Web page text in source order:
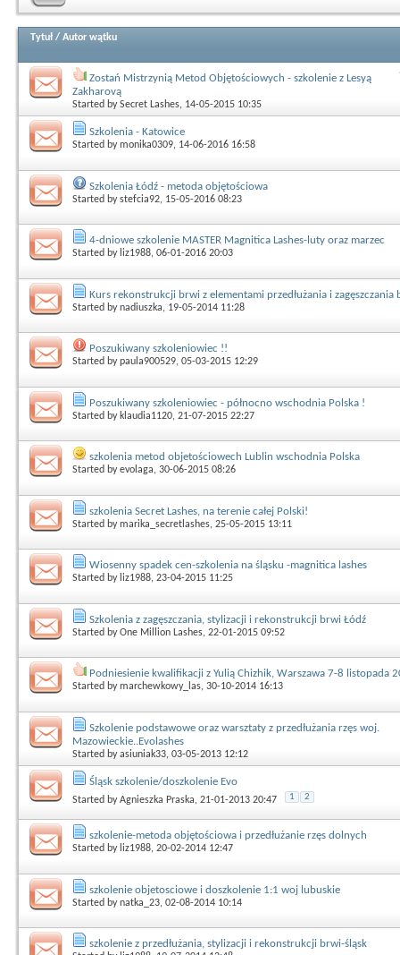
Tytuł / Autor wątku
Zostań Mistrzynią Metod Objętościowych - szkolenie z Lesyą
Zakharovą
Started bySecret Lashes, 14-05-2015 10:35
Szkolenia - Katowice
Started bymonika0309, 14-06-2016 16:58
Szkolenia Łódź - metoda objętościowa
Started bystefcia92, 15-05-2016 08:23
4-dniowe szkolenie MASTER Magnitica Lashes-luty oraz marzec
Started by liz1988, 06-01-2016 20:03
Kurs rekonstrukcji brwi z elementami przedłużania i zagęszczania
Started bynadiuszka, 19-05-2014 11:28
Poszukiwany szkoleniowiec !!
Started bypaula900529, 05-03-2015 12:29
Poszukiwany szkoleniowiec - północno wschodnia Polska !
Started by klaudia1120, 21-07-2015 22:27
szkolenia metod objetościowech Lublin wschodnia Polska
Started byevolaga, 30-06-2015 08:26
szkolenia Secret Lashes, na terenie całej Polski!
Started bymarika_secretlashes, 25-05-2015 13:11
Wiosenny spadek cen-szkolenia na śląsku -magnitica lashes
Started by liz1988, 23-04-2015 11:25
Szkolenia z zagęszczania, stylizacji i rekonstrukcji brwi Łódź
Started byOne Million Lashes, 22-01-2015 09:52
Podniesienie kwalifikacji z Yulią Chizhik, Warszawa 7-8 listopada
Started bymarchewkowy_las, 30-10-2014 16:13
Szkolenie podstawowe oraz warsztaty z przedłużania rzęs woj.
Mazowieckie..Evolashes
Started byasiuniak33, 03-05-2013 12:12
Śląsk szkolenie/doszkolenie Evo
Started byAgnieszka Praska, 21-01-2013 20:47 1 2
szkolenie-metoda objętościowa i przedłużanie rzęs dolnych
Started byliz1988, 20-02-2014 12:47
szkolenie objetosciowe i doszkolenie 1:1 woj lubuskie
Started bynatka_23, 02-08-2014 10:14
szkolenie z przedłużania, stylizacji i rekonstrukcji brwi-śląsk